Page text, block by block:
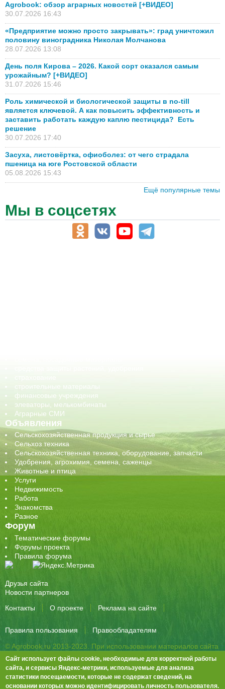
Agrobook: обзор аграрных новостей [+ВИДЕО]
30.07.2026 16:43
«Предприятие можно просто закрывать»: град уничтожил
половину виноградника Николая Молчанова
28.07.2026 13:08
День поля Кирова – 2026. Какой сорт оказался самым
урожайным? [+ВИДЕО]
31.07.2026 15:46
Роль химической и биологической защиты в no-till
является ключевой. А как повысить эффективность и
заставить работать каждую каплю пестицида? Есть
решение
30.07.2026 17:40
Засуха, листовёртка, офиоболез: от чего страдала
пшеница на юге Ростовской области
05.08.2026 15:43
Ещё популярные темы
Мы в соцсетях
строительные материалы
финансовые учреждения
элеваторы, мелькомбинаты
Аграрные СМИ
Объявления
Сельскохозяйственная продукция и сырье
Сельхоз техника
Сельскохозяйственная техника, оборудование, запчасти
Удобрения, агрохимия, семена, саженцы
Животные и птица
Услуги
Недвижимость
Работа
Знакомства
Разное
Форум
Тематические форумы
Форумы проекта
Правила форума
Друзья сайта
Новости партнеров
Контакты
О проекте Реклама на сайте
Правила пользования
Правообладателям
© Agrobook.ru 2013-2023. При использовании материалов сайта
активная ссылка на публикацию обязательна.
344000, Ростов-на-Дону, ул. Города Волос, д.6, 8 этаж, офис 803
Тел./факс: +7 (863) 282-83-13 e-mail:info@agrobook.ru
Сайт использует файлы cookie, необходимые для корректной работы
сайта, и сервисы Яндекс-метрики, используемые для анализа
статистики посещаемости, которые не содержат сведений, на
основании которых можно идентифицировать личность пользователя.